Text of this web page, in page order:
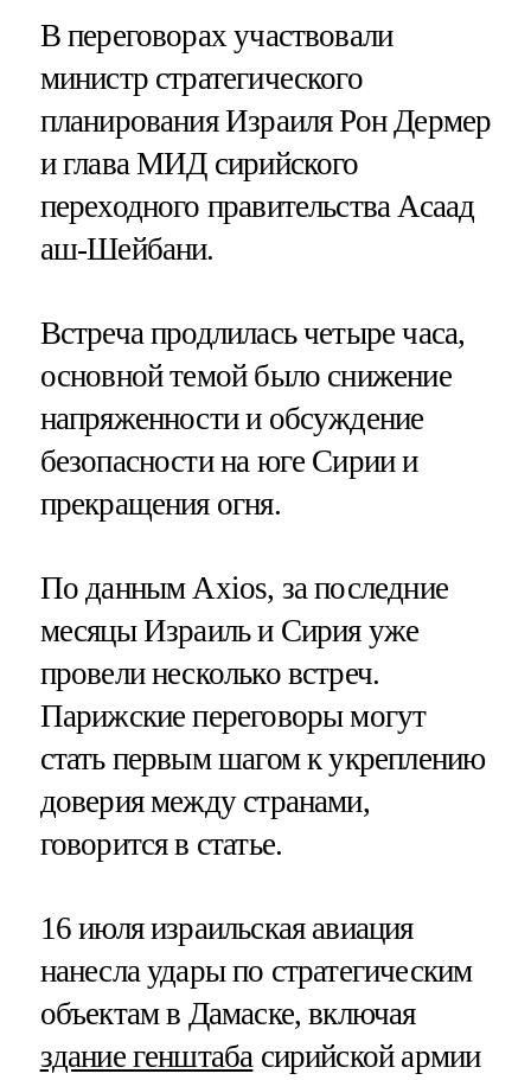
В переговорах участвовали
министр стратегического
планирования Израиля Рон Дермер
и глава МИД сирийского
переходного правительства Асаад
аш-Шейбани.
Встреча продлилась четыре часа,
основной темой было снижение
напряженности и обсуждение
безопасности на юге Сирии и
прекращения огня.
По данным Axios, за последние
месяцы Израиль и Сирия уже
провели несколько встреч.
Парижские переговоры могут
стать первым шагом к укреплению
доверия между странами,
говорится в статье.
16 июля израильская авиация
нанесла удары по стратегическим
объектам в Дамаске, включая
здание генштабасирийской армии